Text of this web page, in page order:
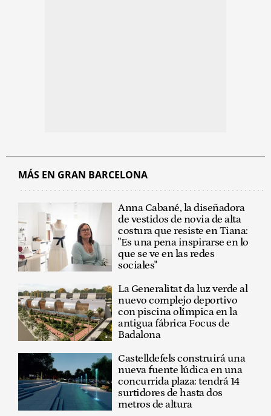
MÁS EN GRAN BARCELONA
Anna Cabané, la diseñadora
de vestidos de novia de alta
costura que resiste en Tiana:
"Es una pena inspirarse en lo
que se ve en las redes
sociales"
La Generalitat da luz verde al
nuevo complejo deportivo
con piscina olímpica en la
antigua fábrica Focus de
Badalona
Castelldefels construirá una
nueva fuente lúdica en una
concurrida plaza: tendrá 14
surtidores de hasta dos
metros de altura